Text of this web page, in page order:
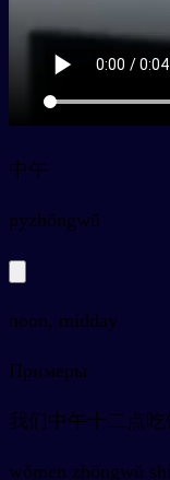
中午
pyzhōngwǔ
noon, midday
Примеры
我们中午十二点吃
wǒmen zhōngwǔ